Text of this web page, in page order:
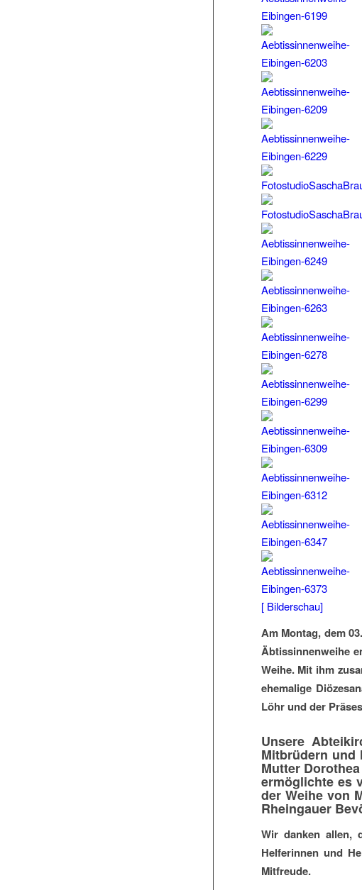
[ Bilderschau]
Am Montag, dem
Äbtissinnenweihe
Weihe. Mit ihm
ehemalige
Löhr und der
Unsere
Mitbrüdern und
Mutter
ermöglichte es
der Weihe von
Rheingauer
Wir danken allen,
Helferinnen und
Mitfreude.